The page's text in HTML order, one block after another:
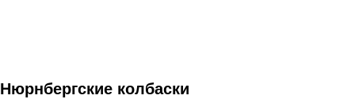
Нюрнбергские колбаски